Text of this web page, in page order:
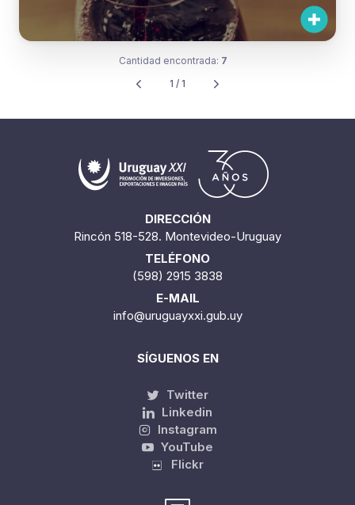
Cantidad encontrada: 7
1 / 1
DIRECCIÓN
Rincón 518-528. Montevideo-Uruguay
TELÉFONO
(598) 2915 3838
E-MAIL
info@uruguayxxi.gub.uy
SÍGUENOS EN
Twitter
Linkedin
Instagram
YouTube
Flickr